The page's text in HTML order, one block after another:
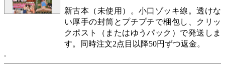
新古本（未使用）。小口ゾッキ線。透けな
い厚手の封筒とプチプチで梱包し、クリッ
クポスト（またはゆうパック）で発送しま
す。同時注文2点目以降50円ずつ返金。